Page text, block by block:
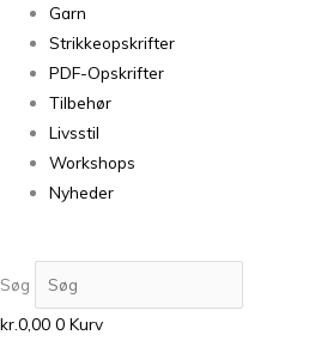
Garn
Strikkeopskrifter
PDF-Opskrifter
Tilbehør
Livsstil
Workshops
Nyheder
Søg
kr.0,00 0 Kurv